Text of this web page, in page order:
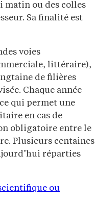
matin ou des colles
Sa finalité est
voies
littéraire),
de filières
Chaque année
qui permet une
en cas de
obligatoire entre le
Plusieurs centaines
réparties
ou